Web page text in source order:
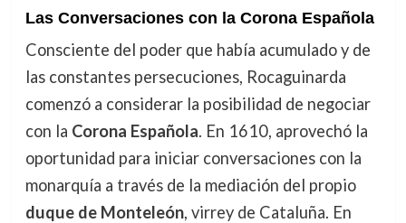
Las Conversaciones con la Corona Española
Consciente del poder que había acumulado y de
las constantes persecuciones, Rocaguinarda
comenzó a considerar la posibilidad de negociar
con la Corona Española. En 1610, aprovechó la
oportunidad para iniciar conversaciones con la
monarquía a través de la mediación del propio
duque de Monteleón, virrey de Cataluña. En